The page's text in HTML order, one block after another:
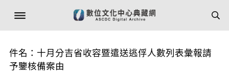
件名：十月分吉省收容暨遣送逃俘人數列表彙報請
予鑒核備案由